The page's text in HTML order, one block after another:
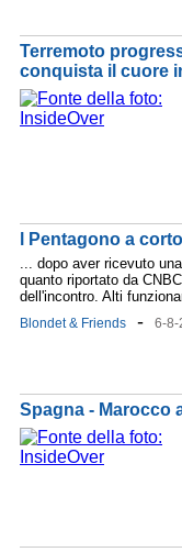
Terremoto
conquista il cuore
l Pentagono a
... dopo aver ricevuto
quanto riportato da
dell'incontro. Alti
Blondet & Friends - 6-8-
Spagna - Marocco